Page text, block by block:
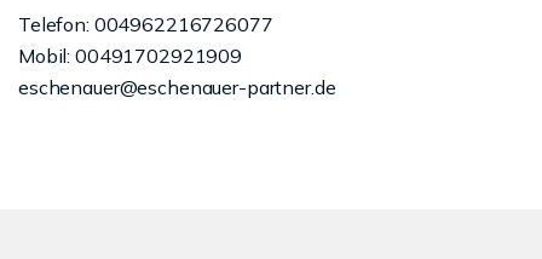
Telefon: 004962216726077
Mobil: 00491702921909
eschenauer@eschenauer-partner.de